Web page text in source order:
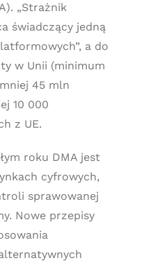
„Strażnik
świadczący jedną
a do
w Unii (minimum
45 mln
10 000
z UE.
roku DMA jest
cyfrowych,
sprawowanej
Nowe przepisy